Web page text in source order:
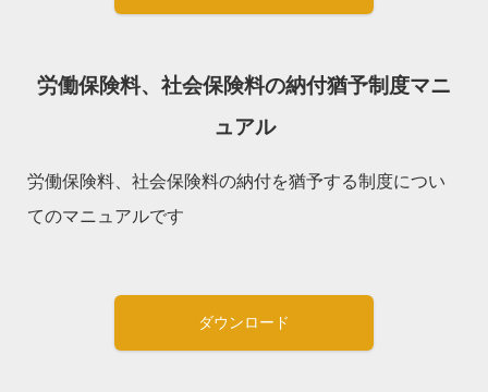
労働保険料、社会保険料の納付猶予制度マニ
ュアル
労働保険料、社会保険料の納付を猶予する制度につい
てのマニュアルです
ダウンロード